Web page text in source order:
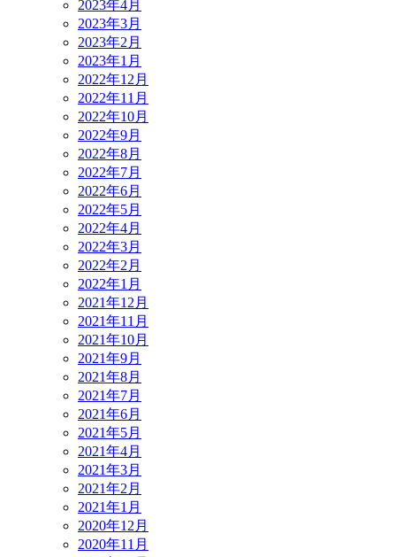
2023年4月
2023年3月
2023年2月
2023年1月
2022年12月
2022年11月
2022年10月
2022年9月
2022年8月
2022年7月
2022年6月
2022年5月
2022年4月
2022年3月
2022年2月
2022年1月
2021年12月
2021年11月
2021年10月
2021年9月
2021年8月
2021年7月
2021年6月
2021年5月
2021年4月
2021年3月
2021年2月
2021年1月
2020年12月
2020年11月